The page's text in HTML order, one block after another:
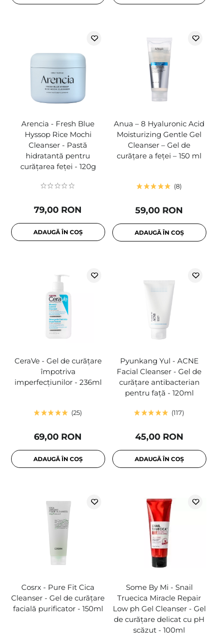
Arencia - Fresh Blue
Hyssop Rice Mochi
Cleanser - Pastă
hidratantă pentru
curățarea feței - 120g
79,00 RON
ADAUGĂ ÎN COȘ
Anua – 8 Hyaluronic Acid
Moisturizing Gentle Gel
Cleanser – Gel de
curățare a feței – 150 ml
8
59,00 RON
ADAUGĂ ÎN COȘ
CeraVe - Gel de curățare
împotriva
imperfecțiunilor - 236ml
25
69,00 RON
ADAUGĂ ÎN COȘ
Pyunkang Yul - ACNE
Facial Cleanser - Gel de
curățare antibacterian
pentru față - 120ml
117
45,00 RON
ADAUGĂ ÎN COȘ
Cosrx - Pure Fit Cica
Cleanser - Gel de curățare
facială purificator - 150ml
Some By Mi - Snail
Truecica Miracle Repair
Low ph Gel Cleanser - Gel
de curățare delicat cu pH
scăzut - 100ml